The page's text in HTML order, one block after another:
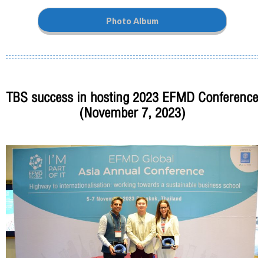
Photo Album
TBS success in hosting 2023 EFMD Conference
(November 7, 2023)